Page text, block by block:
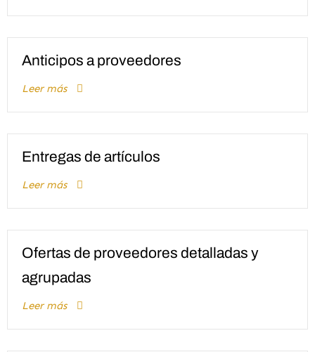
Anticipos a proveedores
Leer más
Entregas de artículos
Leer más
Ofertas de proveedores detalladas y
agrupadas
Leer más